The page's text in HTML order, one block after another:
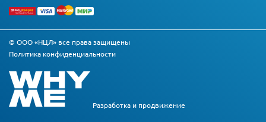
© ООО «НЦЛ» все права защищены
Политика конфиденциальности
Разработка и продвижение